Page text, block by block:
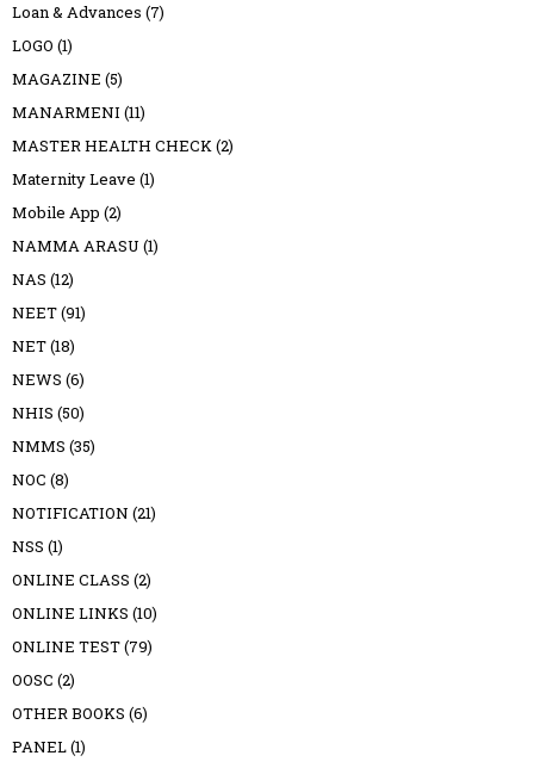
Loan & Advances (7)
LOGO (1)
MAGAZINE (5)
MANARMENI (11)
MASTER HEALTH CHECK(2)
Maternity Leave (1)
Mobile App (2)
NAMMA ARASU (1)
NAS (12)
NEET(91)
NET(18)
NEWS (6)
NHIS (50)
NMMS (35)
NOC (8)
NOTIFICATION (21)
NSS (1)
ONLINE CLASS (2)
ONLINE LINKS (10)
ONLINE TEST(79)
OOSC (2)
OTHER BOOKS (6)
PANEL(1)